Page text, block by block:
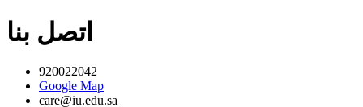
اتصل بنا
920022042
Google Map
care@iu.edu.sa